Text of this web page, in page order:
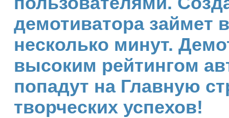
демотиватора займет
несколько минут.
высоким рейтингом
попадут на Главную
творческих успехов!